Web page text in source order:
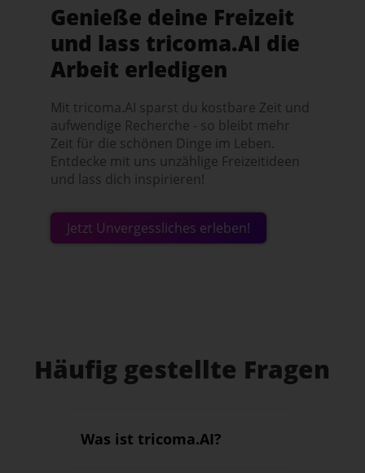
Genieße deine Freizeit
und lass tricoma.AI die
Arbeit erledigen
Mit tricoma.AI sparst du kostbare Zeit und
aufwendige Recherche - so bleibt mehr
Zeit für die schönen Dinge im Leben.
Entdecke mit uns unzählige Freizeitideen
und lass dich inspirieren!
Jetzt Unvergessliches erleben!
Häufig gestellte Fragen
Was ist tricoma.AI?